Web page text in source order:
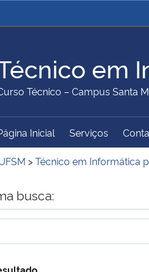
Ministério da Justiça e
Ministério da Educação
Ministério do Turismo
em
Técnico – Campus Santa
Principal do Sítio
Inicial Serviços
>Técnico em Informática
busca: